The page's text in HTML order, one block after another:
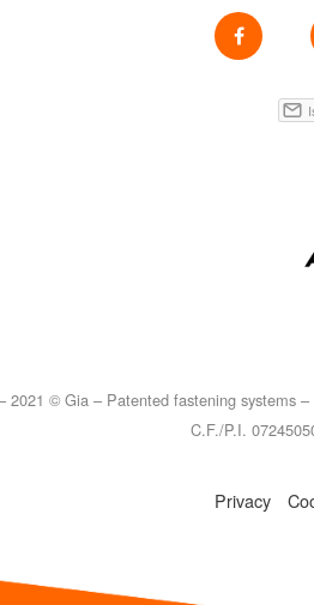
2021 © Gia – Patented fastening systems
C.F./P.I.
Privacy